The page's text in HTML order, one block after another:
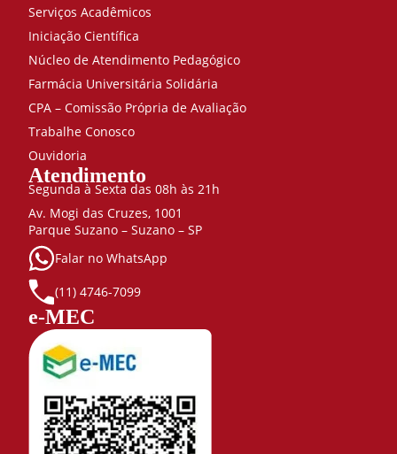
Serviços Acadêmicos
Iniciação Científica
Núcleo de Atendimento Pedagógico
Farmácia Universitária Solidária
CPA – Comissão Própria de Avaliação
Trabalhe Conosco
Ouvidoria
Atendimento
Segunda à Sexta das 08h às 21h
Av. Mogi das Cruzes, 1001
Parque Suzano – Suzano – SP
Falar no WhatsApp
(11) 4746-7099
e-MEC